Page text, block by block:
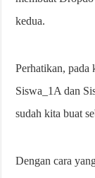
kedua.
Perhatikan, pada
Siswa_1A dan
sudah kita buat
Dengan cara